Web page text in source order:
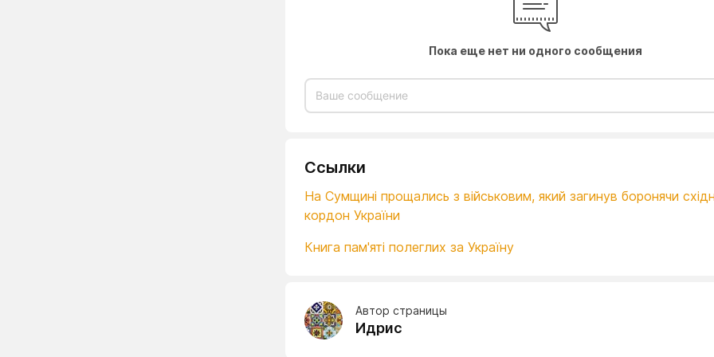
Пока еще нет ни одного сообщения
Ссылки
На Сумщині прощались з військовим, який загинув боронячи
кордон України
Книга пам'яті полеглих за Україну
Автор страницы
Идрис